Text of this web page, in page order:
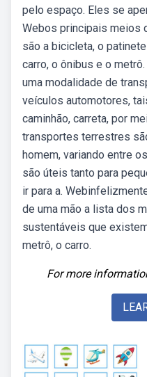
pelo espaço. Eles se
Webos principais meios
são a bicicleta, o
carro, o ônibus e o
uma modalidade de
veículos automotores,
caminhão, carreta, por
transportes terrestres
homem, variando entre
são úteis tanto para
ir para a.
de uma mão a lista dos
sustentáveis que
metrô, o carro.
For more